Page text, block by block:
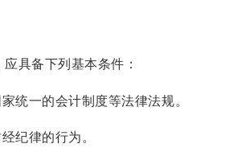
具备下列基本条件：
统一的会计制度等法律法规。
纪律的行为。